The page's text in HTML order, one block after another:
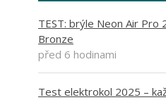
TEST: brýle Neon Air Pro
Bronze
před 6 hodinami
Test elektrokol 2025 –